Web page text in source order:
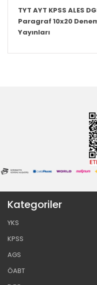
TYT AYT KPSS ALES
Paragraf 10x20
Yayınları
Kategoriler
YKS
KPSS
AGS
ÖABT